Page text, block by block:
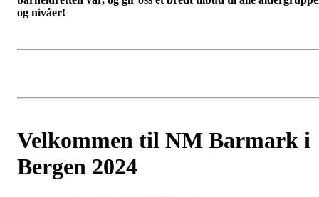
og nivåer!
Velkommen til NM Barmark i
Bergen 2024